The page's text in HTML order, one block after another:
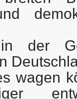
der
wagen